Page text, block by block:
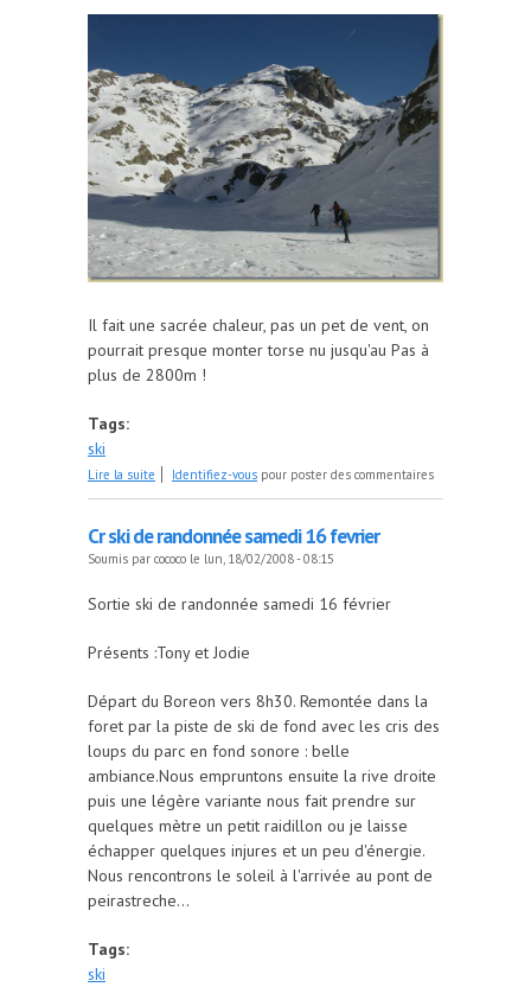
Il fait une sacrée chaleur, pas un pet de vent, on
pourrait presque monter torse nu jusqu'au Pas à
plus de 2800m !
Tags:
ski
Lire la suite de CR Clapier
Identifiez-vous pour poster des commentaires
Cr ski de randonnée samedi 16 fevrier
Soumis par cococo le lun, 18/02/2008 - 08:15
Sortie ski de randonnée samedi 16 février
Présents :Tony et Jodie
Départ du Boreon vers 8h30. Remontée dans la
foret par la piste de ski de fond avec les cris des
loups du parc en fond sonore : belle
ambiance.Nous empruntons ensuite la rive droite
puis une légère variante nous fait prendre sur
quelques mètre un petit raidillon ou je laisse
échapper quelques injures et un peu d'énergie.
Nous rencontrons le soleil à l'arrivée au pont de
peirastreche...
Tags:
ski